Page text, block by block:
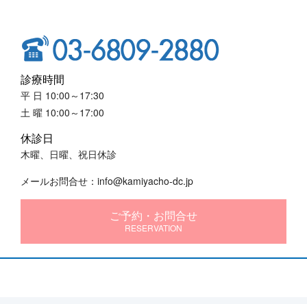
診療時間
平 日 10:00～17:30
土 曜 10:00～17:00
休診日
木曜、日曜、祝日休診
メールお問合せ：info@kamiyacho-dc.jp
ご予約・お問合せ
RESERVATION